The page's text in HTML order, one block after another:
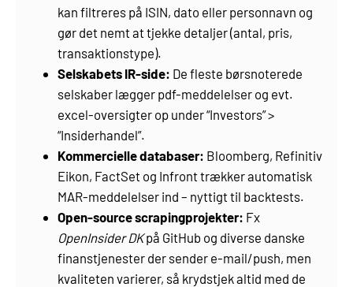
kan filtreres på ISIN, dato eller personnavn og
gør det nemt at tjekke detaljer (antal, pris,
transaktionstype).
Selskabets IR-side: De fleste børsnoterede
selskaber lægger pdf-meddelelser og evt.
excel-oversigter op under “Investors” >
“Insiderhandel”.
Kommercielle databaser: Bloomberg, Refinitiv
Eikon, FactSet og Infront trækker automatisk
MAR-meddelelser ind – nyttigt til backtests.
Open-source scrapingprojekter: Fx
OpenInsider DKpå GitHub og diverse danske
finanstjenester der sender e-mail/push, men
kvaliteten varierer, så krydstjek altid med de